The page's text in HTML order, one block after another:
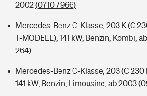
2002(0710 / 966)
Mercedes-Benz C-Klasse, 203 K (C
T-MODELL), 141 kW, Benzin, Kombi,
264)
Mercedes-Benz C-Klasse, 203 (C 230
141 kW, Benzin, Limousine, ab 2003